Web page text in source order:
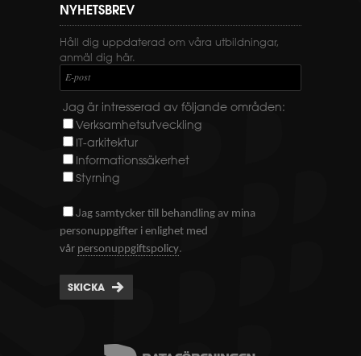
NYHETSBREV
Håll dig uppdaterad om våra utbildningar,
anmäl dig här.
E-post
Jag är intresserad av följande områden:
Verksamhetsutveckling
IT-arkitektur
Informationssäkerhet
Styrning
Jag samtycker till behandling av mina
personuppgifter i enlighet med
vår personuppgiftspolicy.
SKICKA